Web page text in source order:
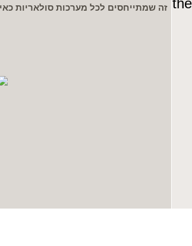
זה שמתייחסים לכל מערכות סולאריות